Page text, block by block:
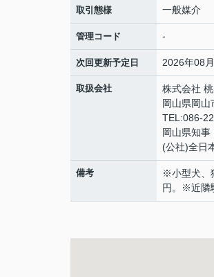
取引態様 一般媒介
管理コード -
次回更新予定日 2026年08
取扱会社
株式会社
岡山県岡
TEL:086-
岡山県知
(公社)全日
備考
※小型犬、
円。※近隣